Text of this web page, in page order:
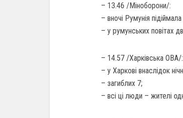
– 13.46 /Міноборони/:
– вночі Румунія
– у румунських повітах
– 14.57 /Харківська ОВА/:
– у Харкові внаслідок
– загиблих 7;
– всі ці люди – жителі